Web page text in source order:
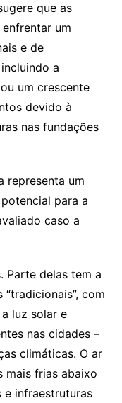
que as
um
e de
a
um crescente
devido à
nas fundações
representa um
para a
caso a
Parte delas tem a
com
luz solar e
nas cidades –
climáticas. O ar
mais frias abaixo
infraestruturas